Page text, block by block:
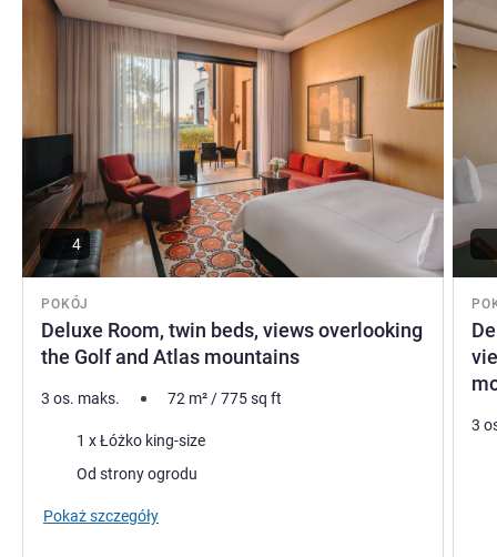
capped peaks of the Atlas Mountains, Fairmont Royal
Palm is a sustainable luxury hotel that can't fail to delight."
Michael Calixte, Zarządzanie hotelem
POKÓJ
Deluxe Room, twin beds, views overlooking
the Golf and Atlas mountains
4
3 os. maks. 72 m²/775sq ft
Pościel1 x Łóżko king-size
Widoki:Od strony ogrodu
Pokaż szczegóły
3